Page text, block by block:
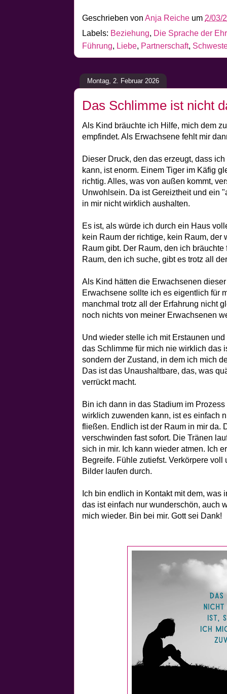
Geschrieben von Anja Reiche um 2/03/
Labels: Beziehung, Die Sprache der
Führung, Liebe, Partnerschaft,
Montag, 2. Februar 2026
Das Schlimme ist nicht
Als Kind bräuchte ich Hilfe, mich dem
empfindet. Als Erwachsene fehlt mir
Dieser Druck, den das erzeugt, dass
kann, ist enorm. Einem Tiger im Käfig
richtig. Alles, was von außen kommt,
Unwohlsein. Da ist Gereiztheit und ein
in mir nicht wirklich aushalten.
Es ist, als würde ich durch ein Haus
kein Raum der richtige, kein Raum, der
Raum gibt. Der Raum, den ich
Raum, den ich suche, gibt es trotz all
Als Kind hätten die Erwachsenen
Erwachsene sollte ich es eigentlich für
manchmal trotz all der Erfahrung nicht
noch nichts von meiner Erwachsenen
Und wieder stelle ich mit Erstaunen
das Schlimme für mich nie wirklich das
sondern der Zustand, in dem ich mich
Das ist das Unaushaltbare, das, was
verrückt macht.
Bin ich dann in das Stadium im
wirklich zuwenden kann, ist es einfach
fließen. Endlich ist der Raum in mir da.
verschwinden fast sofort. Die Tränen
sich in mir. Ich kann wieder atmen. Ich
Begreife. Fühle zutiefst. Verkörpere
Bilder laufen durch.
Ich bin endlich in Kontakt mit dem, was
das ist einfach nur wunderschön, auch
mich wieder. Bin bei mir. Gott sei Dank!